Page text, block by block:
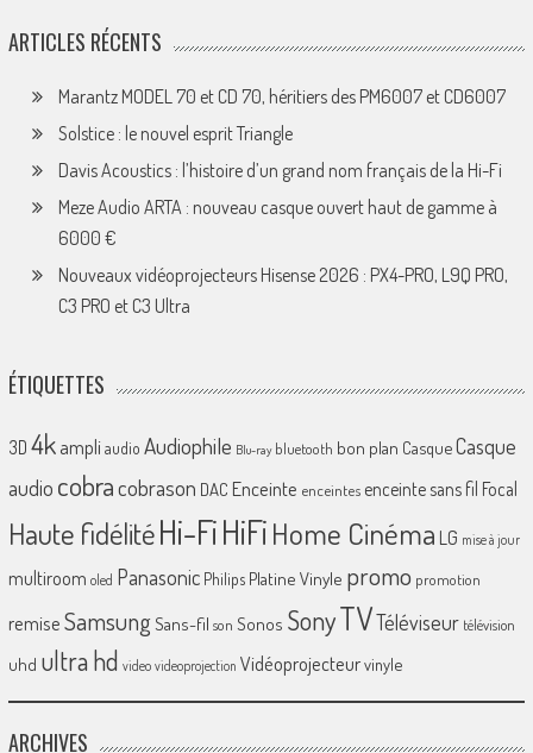
ARTICLES RÉCENTS
Marantz MODEL 70 et CD 70, héritiers des PM6007 et CD6007
Solstice : le nouvel esprit Triangle
Davis Acoustics : l’histoire d’un grand nom français de la Hi-Fi
Meze Audio ARTA : nouveau casque ouvert haut de gamme à
6000 €
Nouveaux vidéoprojecteurs Hisense 2026 : PX4-PRO, L9Q PRO,
C3 PRO et C3 Ultra
ÉTIQUETTES
3D 4k ampliaudio Audiophile Blu-ray bluetooth bon plan CasqueCasque
audio cobracobrason DAC Enceinte enceintes enceinte sans fil Focal
Haute fidélitéHi-FiHiFiHome Cinéma LG mise à jour
multiroom oled Panasonic Philips Platine Vinyle promo promotion
remiseSamsungSans-fil son Sonos SonyTVTéléviseur télévision
uhd ultra hd video videoprojection Vidéoprojecteurvinyle
ARCHIVES